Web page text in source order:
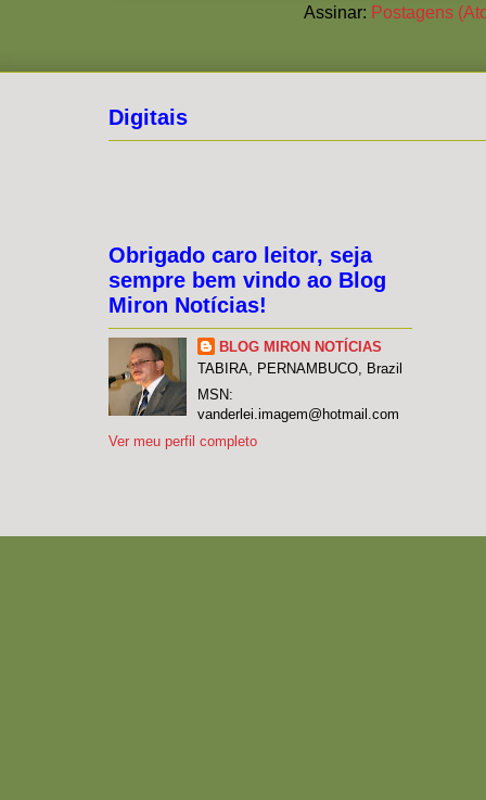
Assinar: Postagens
Digitais
Obrigado caro leitor, seja
sempre bem vindo ao Blog
Miron Notícias!
BLOG MIRON NOTÍCIAS
TABIRA, PERNAMBUCO, Brazil
MSN:
vanderlei.imagem@hotmail.com
Ver meu perfil completo